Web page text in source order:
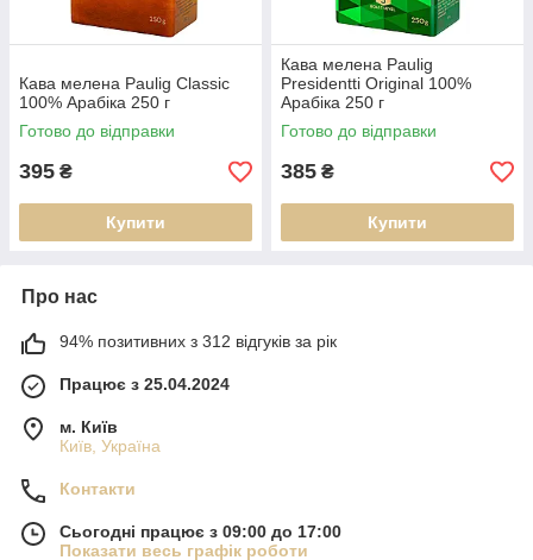
Кава мелена Paulig Classic
100% Арабіка 250 г
Готово до відправки
395 ₴
Купити
Кава мелена Paulig
Presidentti Original 100%
Арабіка 250 г
Готово до відправки
385 ₴
Купити
Про нас
94% позитивних з 312 відгуків за рік
Працює з 25.04.2024
м. Київ
Київ, Україна
Контакти
Сьогодні працює з 09:00 до 17:00
Показати весь графік роботи